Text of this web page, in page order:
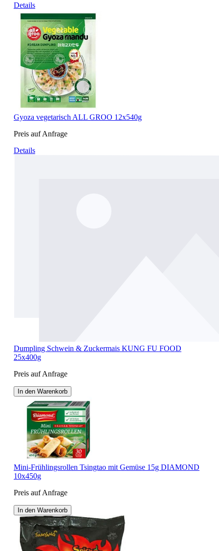
Details
Gyoza vegetarisch ALL GROO 12x540g
Preis auf Anfrage
Details
Dumpling Schwein & Zuckermais KUNG FU FOOD
25x400g
Preis auf Anfrage
In den Warenkorb
Mini-Frühlingsrollen Tsingtao mit Gemüse 15g DIAMOND
10x450g
Preis auf Anfrage
In den Warenkorb